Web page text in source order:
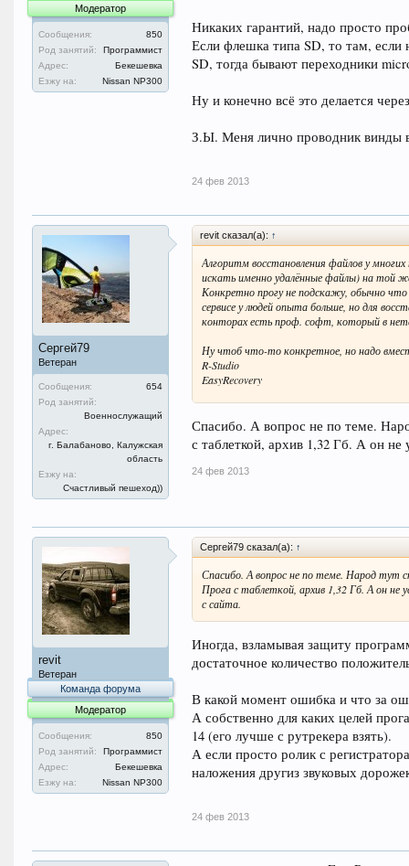
Модератор
Сообщения:
850
Род занятий:
Программист
Адрес:
Бекешевка
Езжу на:
Nissan NP300
Никаких гарантий, надо просто
Если флешка типа SD, то там,
SD, тогда бывают переходники
Ну и конечно всё это делается
З.Ы. Меня лично проводник винды
24 фев 2013
Сергей79
Ветеран
Сообщения:
654
Род занятий:
Военнослужащий
Адрес:
г. Балабаново, Калужская
область
Езжу на:
Счастливый пешеход))
revit сказал(а): ↑
Алгоритм восстановления файлов у
искать именно удалённые файлы) на той
Конкретно прогу не подскажу, обычно
сервисе у людей опыта больше, но для
конторах есть проф. софт, который в
Ну чтоб что-то конкретное, но надо
R-Studio
EasyRecovery
Если флешка типа SD, то там, если не
микро SD, тогда бывают переходники
Ну и конечно всё это делается через
Спасибо. А вопрос не по теме.
с таблеткой, архив 1,32 Гб. А он не
24 фев 2013
revit
Ветеран
Команда форума
Модератор
Сообщения:
850
Род занятий:
Программист
Адрес:
Бекешевка
Езжу на:
Nissan NP300
Сергей79 сказал(а): ↑
Спасибо. А вопрос не по теме. Народ тут
Прога с таблеткой, архив 1,32 Гб. А он не
с сайта.
Иногда, взламывая защиту
достаточное количество
В какой момент ошибка и что за
А собственно для каких целей
14 (его лучше с рутрекера взять).
А если просто ролик с
наложения другиз звуковых
24 фев 2013